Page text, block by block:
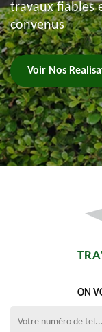
travaux fiables
convenus
Voir Nos
ON